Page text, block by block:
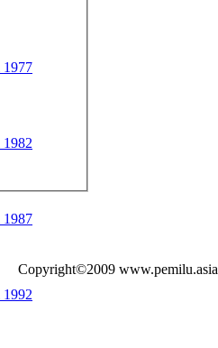
1977
1987
Copyright©2009 www.pemilu.asia